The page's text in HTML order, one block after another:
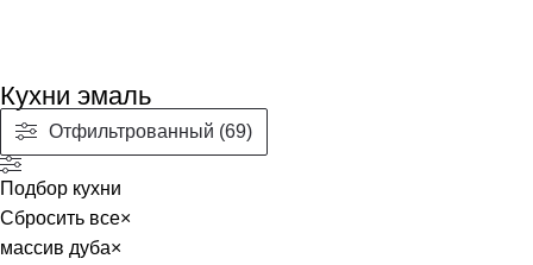
Кухни эмаль
Отфильтрованный (69)
Подбор кухни
Сбросить все×
массив дуба×